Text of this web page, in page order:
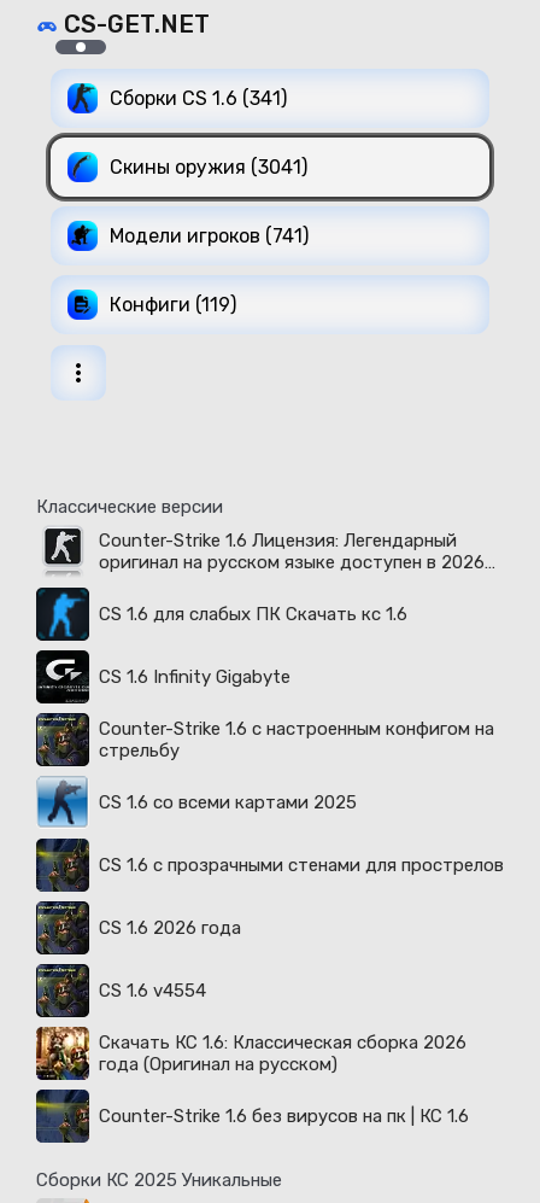
CS-GET.NET
Сборки CS 1.6 (341)
Скины оружия (3041)
Модели игроков (741)
Конфиги (119)
Классические версии
Counter-Strike 1.6 Лицензия: Легендарный
оригинал на русском языке доступен в 2026
CS 1.6 для слабых ПК Скачать кс 1.6
CS 1.6 Infinity Gigabyte
Counter-Strike 1.6 с настроенным конфигом на
стрельбу
CS 1.6 со всеми картами 2025
CS 1.6 с прозрачными стенами для прострелов
CS 1.6 2026 года
CS 1.6 v4554
Скачать КС 1.6: Классическая сборка 2026
года (Оригинал на русском)
Counter-Strike 1.6 без вирусов на пк | КС 1.6
Сборки КС 2025 Уникальные